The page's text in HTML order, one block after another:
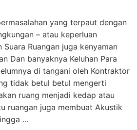
yang terpaut dengan
– atau keperluan
Suara Ruangan juga kenyaman
Dan banyaknya Keluhan Para
di tangani oleh Kontraktor
tidak betul betul mengerti
ruang menjadi kedap atau
ruangan juga membuat Akustik
…